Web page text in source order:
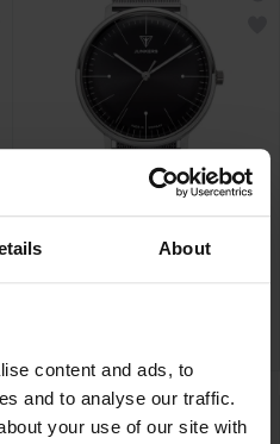
About
content and ads, to
and to analyse our traffic.
your use of our site with
CHF 325.00